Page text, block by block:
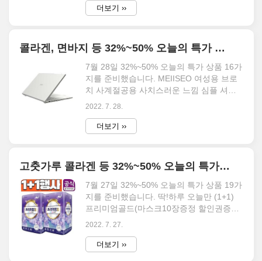
죽 남성반지갑#선물추천# 반지갑 50%
118,000원 59,000..
PA++++ 23g + 2종 체험키트, 1세트 등 30%
할인부터 50% 이하 상품만 준비되어 있으
로 준비되어 있으니 5090 카테고리에서 확
인 바랍니다. 오늘의 특가 15가지 무료배송
[특가행사] 밥도둑 간장게장 맛좋은 실속형,
실속형 1kg 와우할인가 46% 35,000원
18,900원 5.0 (43) 김정문알로에 큐어 쿨링
13,200..
더보기 ››
콜라겐, 면바지 등 32%~50% 오늘의 특가 상품 16가지 7월 28일
7월 28일 32%~50% 오늘의 특가 상품 16가
지를 준비했습니다. MEIISEO 여성용 브로
치 사계절공용 사치스러운 느낌 심플 셔츠
겸용 외에 더 다양한 할인 제품들을 만나보
이트토마토 먹는 엘라스틴 저분자 어린 피
쉬 콜라겐, 2박스(180정) - 5%추가할인 등
있으며, 50% 이상 할인 중인 특가 제품들도
따로 준비되어 있으니 5090 카테고리에서
확인 바랍니다. 오늘의 특가 16가지 무료배
송 MEIISEO 여성용 브로치 사계절공용 사
치스러운 느낌 심플 셔츠겸용 즉시할인가
먹는 엘라스틴 저분자 어린 피쉬 콜라겐, 2
박스(180..
2022. 7. 28.
더보기 ››
고춧가루 콜라겐 등 32%~50% 오늘의 특가 상품 19가지 7월 27일
7월 27일 32%~50% 오늘의 특가 상품 19가
지를 준비했습니다. 딱!하루 오늘만 (1+1)
프리미엄골드(마스크10장증정 할인권증정)
30M*60롤 화장지/휴지, 1세트, 30롤+30롤
세요. 이 글에서는 [할인] 일편단심 해풍에
말린 국내산 태양초 '햇'고춧가루 골드(최상
2022. 7. 27.
더보기 ››